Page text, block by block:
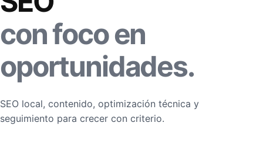
con foco en
oportunidades.
SEO local, contenido, optimización técnica y
seguimiento para crecer con criterio.